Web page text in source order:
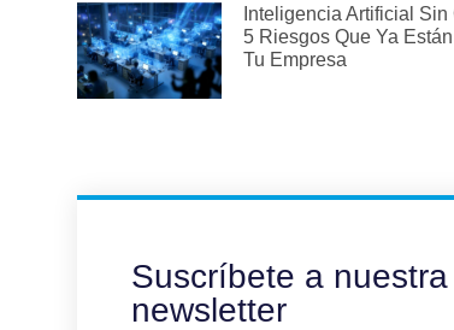
Inteligencia Artificial
5 Riesgos Que Ya
Tu Empresa
Suscríbete a nuestra
newsletter